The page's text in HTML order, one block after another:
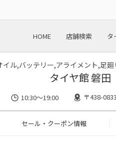
HOME 店舗検索 タ
ル,バッテリー,アライメント,足
タイヤ館 磐田
10:30～19:00 〒438-
セール・クーポン情報